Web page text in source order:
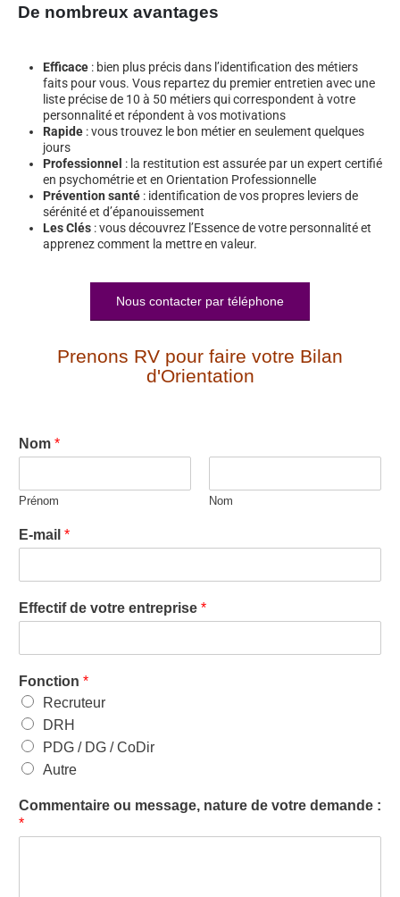
De nombreux avantages
Efficace : bien plus précis dans l’identification des métiers
faits pour vous. Vous repartez du premier entretien avec une
liste précise de 10 à 50 métiers qui correspondent à votre
personnalité et répondent à vos motivations
Rapide : vous trouvez le bon métier en seulement quelques
jours
Professionnel : la restitution est assurée par un expert certifié
en psychométrie et en Orientation Professionnelle
Prévention santé : identification de vos propres leviers de
sérénité et d’épanouissement
Les Clés : vous découvrez l’Essence de votre personnalité et
apprenez comment la mettre en valeur.
Nous contacter par téléphone
Prenons RV pour faire votre Bilan
d'Orientation
Nom *
Prénom Nom
E-mail *
Effectif de votre entreprise *
Fonction *
Recruteur
DRH
PDG / DG / CoDir
Autre
Commentaire ou message, nature de votre demande :
*